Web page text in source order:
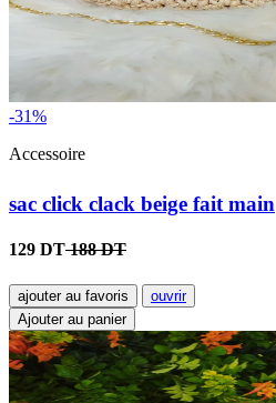
-31%
Accessoire
sac click clack beige fait main
129 DT188 DT
ajouter au favoris
ouvrir
Ajouter au panier